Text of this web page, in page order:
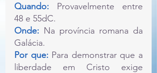
Quando: Provavelmente entre
48 e 55dC.
Onde: Na província romana da
Galácia.
Por que: Para demonstrar que a
liberdade em Cristo exige